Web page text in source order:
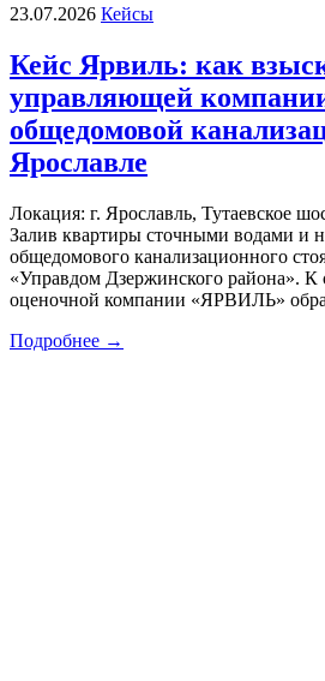
23.07.2026 Кейсы
Кейс Ярвиль: как
управляющей
общедомовой
Ярославле
Локация: г. Ярославль, Тутаевское
Залив квартиры сточными водами и
общедомового канализационного
«Управдом Дзержинского района». К
оценочной компании «ЯРВИЛЬ»
Подробнее →